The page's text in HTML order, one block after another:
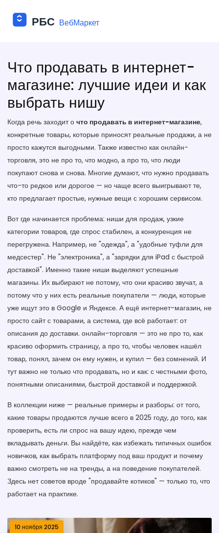
Что продавать в интернет-
магазине: лучшие идеи и как
выбрать нишу
Когда речь заходит о что продавать в интернет-магазине,
конкретные товары, которые приносят реальные продажи, а не
просто кажутся выгодными. Также известно как онлайн-
торговля, это не про то, что модно, а про то, что люди
покупают снова и снова. Многие думают, что нужно продавать
что-то редкое или дорогое — но чаще всего выигрывают те,
кто предлагает простые, нужные вещи с хорошим сервисом.
Вот где начинается проблема: ниши для продаж, узкие
категории товаров, где спрос стабилен, а конкуренция не
перегружена. Например, не "одежда", а "удобные туфли для
медсестер". Не "электроника", а "зарядки для iPad с быстрой
доставкой". Именно такие ниши выделяют успешные
магазины. Их выбирают не потому, что они красиво звучат, а
потому что у них есть реальные покупатели — люди, которые
уже ищут это в Google и Яндексе. А ещё интернет-магазин, не
просто сайт с товарами, а система, где всё работает: от
описания до доставки. онлайн-торговля — это не про то, как
красиво оформить страницу, а про то, чтобы человек нашёл
товар, понял, зачем он ему нужен, и купил — без сомнений. И
тут важно не только что продавать, но и как: с честными фото,
понятными описаниями, быстрой доставкой и поддержкой.
В коллекции ниже — реальные примеры и разборы: от того,
какие товары продаются лучше всего в 2025 году, до того, как
проверить, есть ли спрос на вашу идею, прежде чем
вкладывать деньги. Вы найдёте, как избежать типичных ошибок
новичков, как выбрать платформу под ваш продукт и почему
важно смотреть не на тренды, а на поведение покупателей.
Здесь нет советов вроде "продавайте котиков" — только то, что
работает на практике.
10 ноября 2025